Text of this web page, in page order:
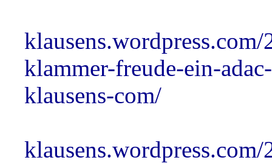
klammer-freude-ein-
klausens-com/